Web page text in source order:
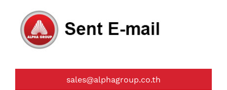
sales@alphagroup.co.th